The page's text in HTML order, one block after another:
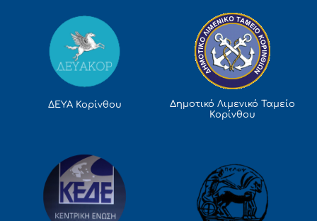
ΔΕΥΑ Κορίνθου
Δημοτικό Λιμενικό Ταμείο
Κορίνθου